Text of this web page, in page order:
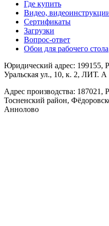
Где купить
Видео,
Сертификаты
Загрузки
Вопрос-ответ
Обои для рабочего стола
Юридический адрес: 199155,
Уральская ул., 10, к. 2, ЛИТ. А
Адрес производства: 187021,
Тосненский район,
Аннолово